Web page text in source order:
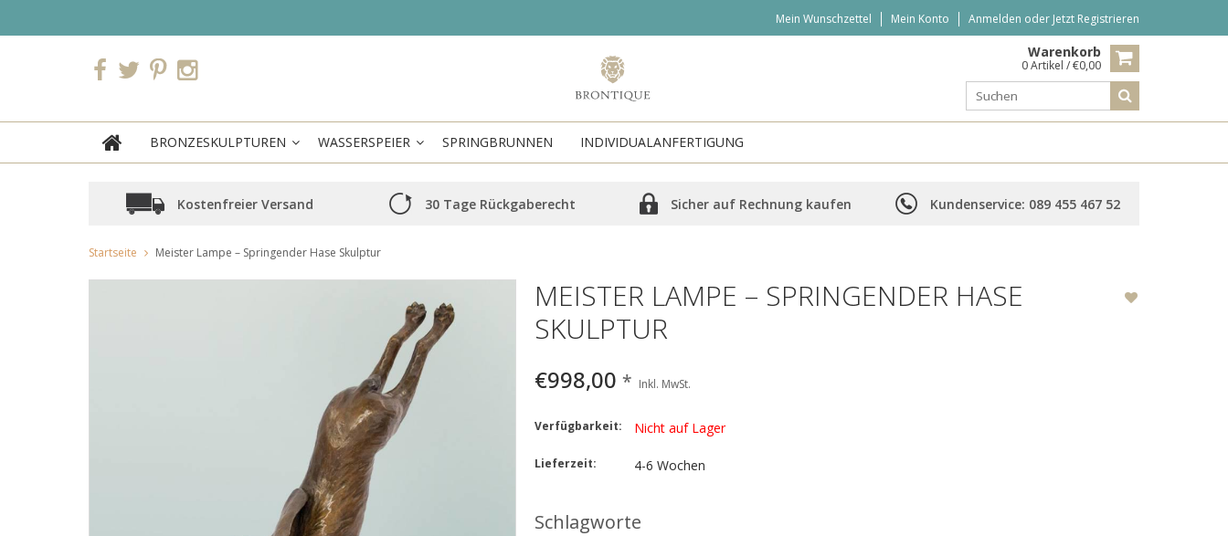
Mein Wunschzettel Mein Konto Anmelden oder Jetzt Registrieren
Warenkorb
0 Artikel / €0,00
BRONZESKULPTUREN WASSERSPEIER SPRINGBRUNNEN INDIVIDUALANFERTIGUNG
Kostenfreier Versand 30 Tage Rückgaberecht Sicher auf Rechnung kaufen Kundenservice: 089 455 467 52
Startseite Meister Lampe – Springender Hase Skulptur
MEISTER LAMPE – SPRINGENDER HASE
SKULPTUR
€998,00 * Inkl. MwSt.
Verfügbarkeit: Nicht auf Lager
Lieferzeit: 4-6 Wochen
Schlagworte